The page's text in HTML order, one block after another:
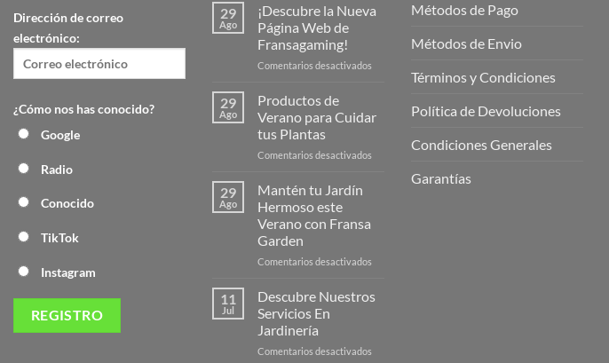
Dirección de correo
electrónico:
¿Cómo nos has conocido?
Google
Radio
Conocido
TikTok
Instagram
29
Ago
¡Descubre la Nueva
Página Web de
Fransagaming!
Comentarios desactivados
Página
29
Ago
Productos de
Verano para Cuidar
tus Plantas
Comentarios desactivados
29
Ago
Mantén tu Jardín
Hermoso este
Verano con Fransa
Garden
Comentarios desactivados
11
Jul
Descubre Nuestros
Servicios En
Jardinería
Comentarios desactivados
Métodos de Pago
Métodos de Envio
Términos y Condiciones
Política de Devoluciones
Condiciones Generales
Garantías